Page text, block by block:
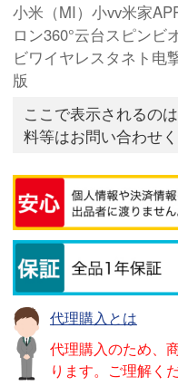
小米（MI）小vv米家
ロン360°云台スピンビ
ビワイヤレスタネト电
版
ここで表示されるの
料等はお問い合わせ
代理購入とは
代理購入のため、
ります。ご理解く